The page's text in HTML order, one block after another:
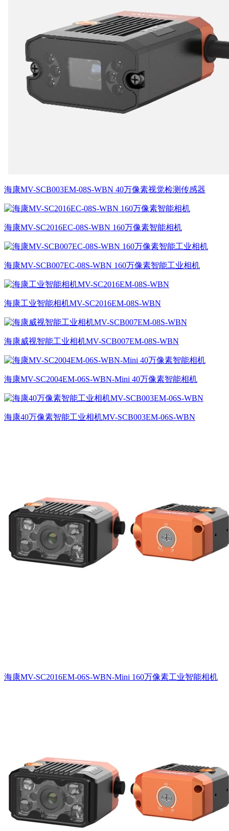
海康MV-SCB003EM-08S-WBN 40万像素视觉检测传感器
海康MV-SC2016EC-08S-WBN 160万像素智能相机
海康MV-SCB007EC-08S-WBN 160万像素智能工业相机
海康工业智能相机MV-SC2016EM-08S-WBN
海康威视智能工业相机MV-SCB007EM-08S-WBN
海康MV-SC2004EM-06S-WBN-Mini 40万像素智能相机
海康40万像素智能工业相机MV-SCB003EM-06S-WBN
海康MV-SC2016EM-06S-WBN-Mini 160万像素工业智能相机